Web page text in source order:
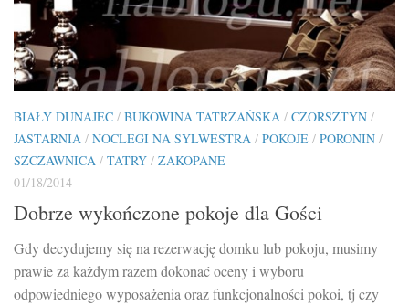
BIAŁY DUNAJEC / BUKOWINA TATRZAŃSKA / CZORSZTYN /
JASTARNIA / NOCLEGI NA SYLWESTRA / POKOJE / PORONIN /
SZCZAWNICA / TATRY / ZAKOPANE
01/18/2014
Dobrze wykończone pokoje dla Gości
Gdy decydujemy się na rezerwację domku lub pokoju, musimy
prawie za każdym razem dokonać oceny i wyboru
odpowiedniego wyposażenia oraz funkcjonalności pokoi, tj czy